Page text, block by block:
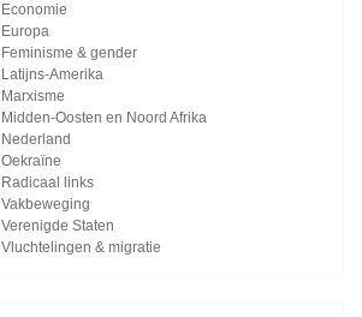
Economie
Europa
Feminisme & gender
Latijns-Amerika
Marxisme
Midden-Oosten en Noord Afrika
Nederland
Oekraïne
Radicaal links
Vakbeweging
Verenigde Staten
Vluchtelingen & migratie